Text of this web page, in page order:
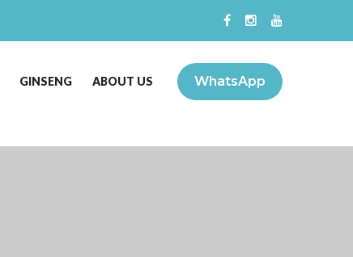
WhatsApp
GINSENG ABOUT US